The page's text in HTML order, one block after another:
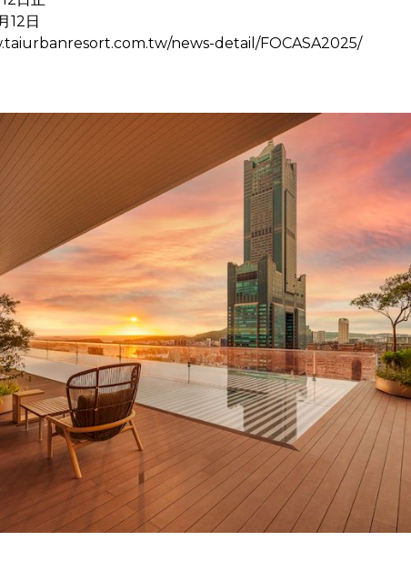
12日
news-detail/FOCASA2025/